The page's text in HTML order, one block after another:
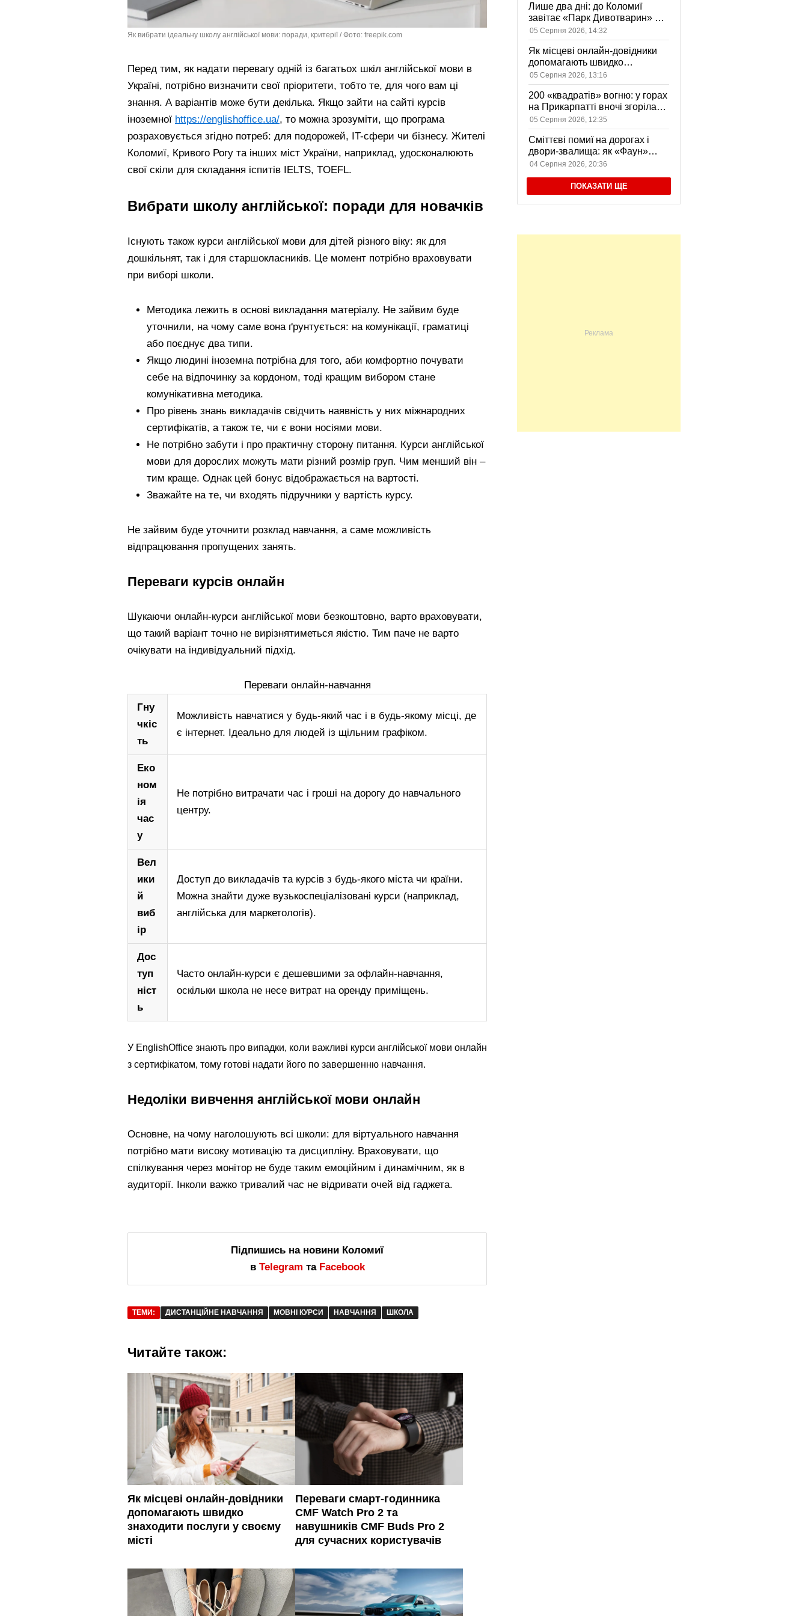
Як вибрати ідеальну школу англійської мови: поради, критерії / Фото: freepik.com
Перед тим, як надати перевагу одній із багатьох шкіл англійської мови в
Україні, потрібно визначити свої пріоритети, тобто те, для чого вам ці
знання. А варіантів може бути декілька. Якщо зайти на сайті курсів
іноземної https://englishoffice.ua/, то можна зрозуміти, що програма
розраховується згідно потреб: для подорожей, IT-сфери чи бізнесу. Жителі
Коломиї, Кривого Рогу та інших міст України, наприклад, удосконалюють
свої скіли для складання іспитів IELTS, TOEFL.
Вибрати школу англійської: поради для новачків
Існують також курси англійської мови для дітей різного віку: як для
дошкільнят, так і для старшокласників. Це момент потрібно враховувати
при виборі школи.
Методика лежить в основі викладання матеріалу. Не зайвим буде
уточнили, на чому саме вона ґрунтується: на комунікації, граматиці
або поєднує два типи.
Якщо людині іноземна потрібна для того, аби комфортно почувати
себе на відпочинку за кордоном, тоді кращим вибором стане
комунікативна методика.
Про рівень знань викладачів свідчить наявність у них міжнародних
сертифікатів, а також те, чи є вони носіями мови.
Не потрібно забути і про практичну сторону питання. Курси англійської
мови для дорослих можуть мати різний розмір груп. Чим менший він –
тим краще. Однак цей бонус відображається на вартості.
Зважайте на те, чи входять підручники у вартість курсу.
Не зайвим буде уточнити розклад навчання, а саме можливість
відпрацювання пропущених занять.
Переваги курсів онлайн
Шукаючи онлайн-курси англійської мови безкоштовно, варто враховувати,
що такий варіант точно не вирізнятиметься якістю. Тим паче не варто
очікувати на індивідуальний підхід.
Переваги онлайн-навчання
Гну
чкіс
ть
Можливість навчатися у будь-який час і в будь-якому місці, де
є інтернет. Ідеально для людей із щільним графіком.
Еко
ном
ія
час
у
Не потрібно витрачати час і гроші на дорогу до навчального
центру.
Вел
ики
й
виб
ір
Доступ до викладачів та курсів з будь-якого міста чи країни.
Можна знайти дуже вузькоспеціалізовані курси (наприклад,
англійська для маркетологів).
Дос
туп
ніст
ь
Часто онлайн-курси є дешевшими за офлайн-навчання,
оскільки школа не несе витрат на оренду приміщень.
У EnglishOffice знають про випадки, коли важливі курси англійської мови онлайн
з сертифікатом, тому готові надати його по завершенню навчання.
Недоліки вивчення англійської мови онлайн
Основне, на чому наголошують всі школи: для віртуального навчання
потрібно мати високу мотивацію та дисципліну. Враховувати, що
спілкування через монітор не буде таким емоційним і динамічним, як в
аудиторії. Інколи важко тривалий час не відривати очей від гаджета.
Підпишись на новини Коломиї
в Telegram та Facebook
ТЕМИ: ДИСТАНЦІЙНЕ НАВЧАННЯ МОВНІ КУРСИ НАВЧАННЯ ШКОЛА
Читайте також:
Як місцеві онлайн-довідники
допомагають швидко
знаходити послуги у своєму
місті
Переваги смарт-годинника
CMF Watch Pro 2 та
навушників CMF Buds Pro 2
для сучасних користувачів
Лише два дні: до Коломиї
завітає «Парк Дивотварин» — і
вхід безкоштовний
05 Серпня 2026, 14:32
Як місцеві онлайн-довідники
допомагають швидко
знаходити послуги у своєму
місті
05 Серпня 2026, 13:16
200 «квадратів» вогню: у горах
на Прикарпатті вночі згоріла
садиба, є постраждала
05 Серпня 2026, 12:35
Сміттєві помиї на дорогах і
двори-звалища: як «Фаун»
вивозить відходи в Коломиї
04 Серпня 2026, 20:36
ПОКАЗАТИ ЩЕ